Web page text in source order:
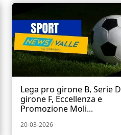
Lega pro girone B, Serie D
girone F, Eccellenza e
Promozione Moli...
20-03-2026